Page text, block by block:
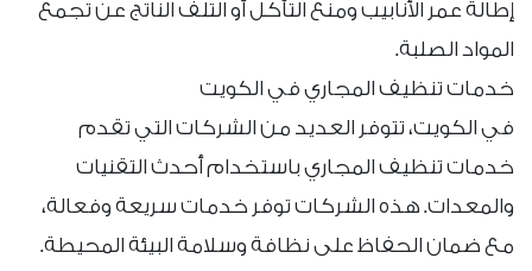
إطالة عمر الأنابيب ومنع التآكل أو التلف الناتج عن تجمع
المواد الصلبة.
خدمات تنظيف المجاري في الكويت
في الكويت، تتوفر العديد من الشركات التي تقدم
خدمات تنظيف المجاري باستخدام أحدث التقنيات
والمعدات. هذه الشركات توفر خدمات سريعة وفعالة،
مع ضمان الحفاظ على نظافة وسلامة البيئة المحيطة.